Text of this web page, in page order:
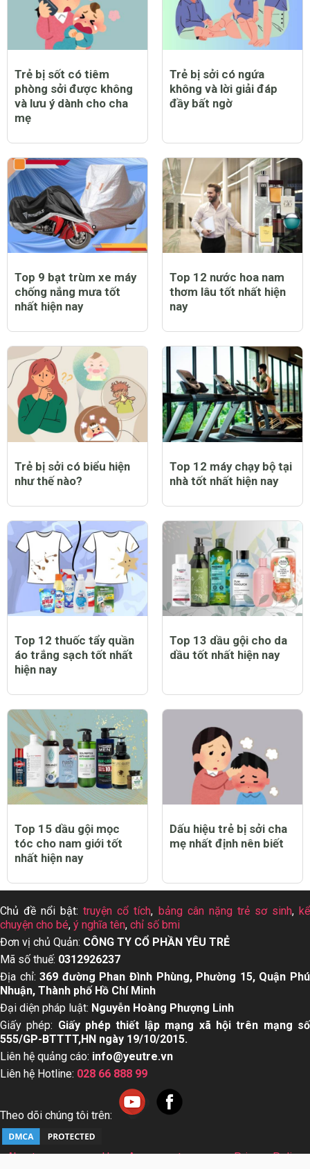
Trẻ bị sốt có tiêm
phòng sởi được không
và lưu ý dành cho cha
mẹ
Trẻ bị sởi có ngứa
không và lời giải đáp
đầy bất ngờ
Top 9 bạt trùm xe máy
chống nắng mưa tốt
nhất hiện nay
Top 12 nước hoa nam
thơm lâu tốt nhất hiện
nay
Trẻ bị sởi có biểu hiện
như thế nào?
Top 12 máy chạy bộ tại
nhà tốt nhất hiện nay
Top 12 thuốc tẩy quần
áo trắng sạch tốt nhất
hiện nay
Top 13 dầu gội cho da
dầu tốt nhất hiện nay
Top 15 dầu gội mọc
tóc cho nam giới tốt
nhất hiện nay
Dấu hiệu trẻ bị sởi cha
mẹ nhất định nên biết
Chủ đề nổi bật:truyện cổ tích, bảng cân nặng trẻ sơ sinh, kể
chuyện cho bé, ý nghĩa tên, chỉ số bmi
Đơn vị chủ Quản: CÔNG TY CỔ PHẦN YÊU TRẺ
Mã số thuế: 0312926237
Địa chỉ:369 đường Phan Đình Phùng, Phường 15, Quận Phú
Nhuận, Thành phố Hồ Chí Minh
Đại diện pháp luật: Nguyễn Hoàng Phượng Linh
Giấy phép: Giấy phép thiết lập mạng xã hội trên mạng số
555/GP-BTTTT,HN ngày 19/10/2015.
Liên hệ quảng cáo: info@yeutre.vn
Liên hệ Hotline: 028 66 888 99
Theo dõi chúng tôi trên:
About us User Agreement
Privacy Policy